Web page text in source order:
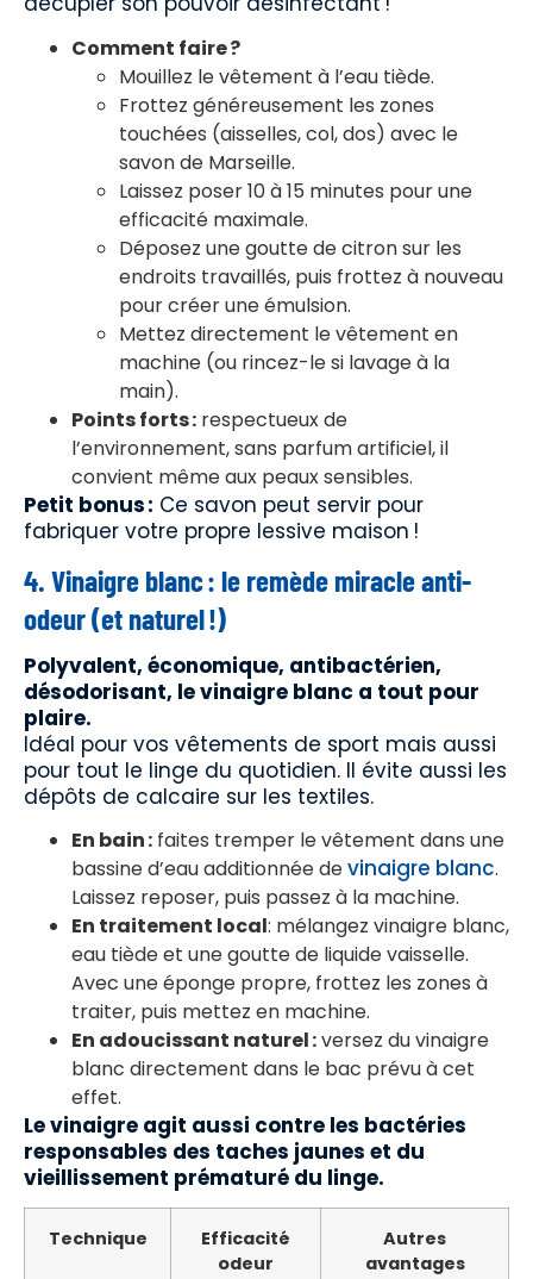
Comment faire ?
Mouillez le vêtement à l’eau tiède.
Frottez généreusement les zones
touchées (aisselles, col, dos) avec le
savon de Marseille.
Laissez poser 10 à 15 minutes pour une
efficacité maximale.
Déposez une goutte de citron sur les
endroits travaillés, puis frottez à nouveau
pour créer une émulsion.
Mettez directement le vêtement en
machine (ou rincez-le si lavage à la
main).
Points forts : respectueux de
l’environnement, sans parfum artificiel, il
convient même aux peaux sensibles.
Petit bonus : Ce savon peut servir pour
fabriquer votre propre lessive maison !
4. Vinaigre blanc : le remède miracle anti-
odeur (et naturel !)
Polyvalent, économique, antibactérien,
désodorisant, le vinaigre blanc a tout pour
plaire.
Idéal pour vos vêtements de sport mais aussi
pour tout le linge du quotidien. Il évite aussi les
dépôts de calcaire sur les textiles.
En bain : faites tremper le vêtement dans une
bassine d’eau additionnée devinaigre blanc.
Laissez reposer, puis passez à la machine.
En traitement local: mélangez vinaigre blanc,
eau tiède et une goutte de liquide vaisselle.
Avec une éponge propre, frottez les zones à
traiter, puis mettez en machine.
En adoucissant naturel :versez du vinaigre
blanc directement dans le bac prévu à cet
effet.
Le vinaigre agit aussi contre les bactéries
responsables des taches jaunes et du
vieillissement prématuré du linge.
Technique
Efficacité
odeur
Autres
avantages